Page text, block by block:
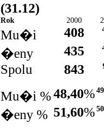
(31.12)
Rok 2000
Mu�i 408
�eny 435
Spolu 843
Mu�i %48,40%
�eny % 51,60%